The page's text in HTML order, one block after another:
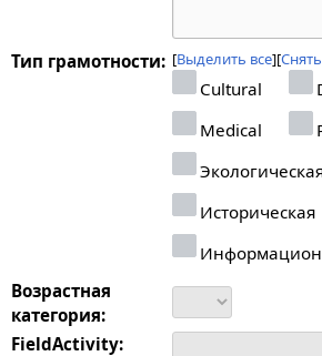
Тип грамотности: Выделить все
Cultural
Medical
Историческая
Возрастная
категория:
FieldActivity: